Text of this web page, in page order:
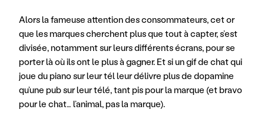
Alors la fameuse attention des consommateurs, cet or
que les marques cherchent plus que tout à capter, s’est
divisée, notamment sur leurs différents écrans, pour se
porter là où ils ont le plus à gagner. Et si un gif de chat qui
joue du piano sur leur tél leur délivre plus de dopamine
qu’une pub sur leur télé, tant pis pour la marque (et bravo
pour le chat… l’animal, pas la marque).